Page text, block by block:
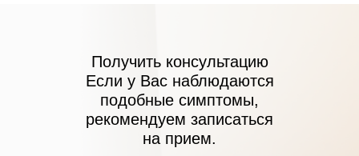
Получить консультацию
Если у Вас наблюдаются
подобные симптомы,
рекомендуем записаться
на прием.